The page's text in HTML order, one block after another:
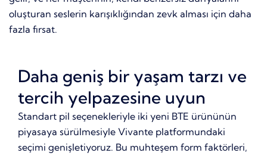
oluşturan seslerin karışıklığından zevk alması için daha
fazla fırsat.
Daha geniş bir yaşam tarzı ve
tercih yelpazesine uyun
Standart pil seçenekleriyle iki yeni BTE ürününün
piyasaya sürülmesiyle Vivante platformundaki
seçimi genişletiyoruz. Bu muhteşem form faktörleri,